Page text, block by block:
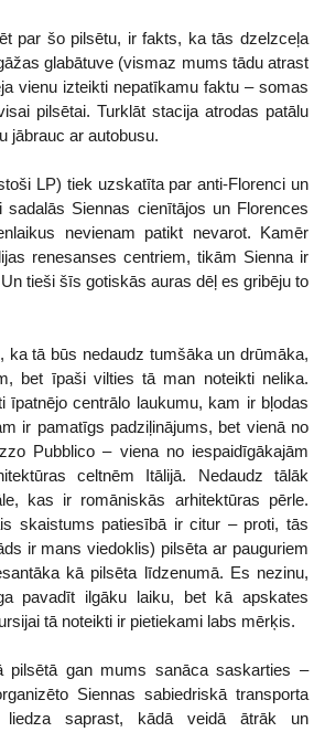
par šo pilsētu, ir fakts, ka tās dzelzceļa
glabātuve (vismaz mums tādu atrast
vienu izteikti nepatīkamu faktu – somas
pilsētai. Turklāt stacija atrodas patālu
jābrauc ar autobusu.
LP) tiek uzskatīta par anti-Florenci un
Siennas cienītājos un Florences
nevienam patikt nevarot. Kamēr
renesanses centriem, tikām Sienna ir
tieši šīs gotiskās auras dēļ es gribēju to
ka tā būs nedaudz tumšāka un drūmāka,
bet īpaši vilties tā man noteikti nelika.
īpatnējo centrālo laukumu, kam ir bļodas
ir pamatīgs padziļinājums, bet vienā no
Pubblico – viena no iespaidīgākajām
celtnēm Itālijā. Nedaudz tālāk
kas ir romāniskās arhitektūras pērle.
skaistums patiesībā ir citur – proti, tās
ir mans viedoklis) pilsēta ar pauguriem
kā pilsēta līdzenumā. Es nezinu,
pavadīt ilgāku laiku, bet kā apskates
tā noteikti ir pietiekami labs mērķis.
pilsētā gan mums sanāca saskarties –
Siennas sabiedriskā transporta
saprast, kādā veidā ātrāk un